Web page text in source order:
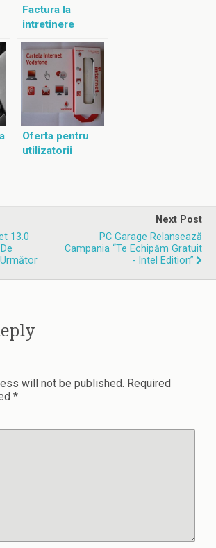
Factura la
intretinere
Oferta pentru
utilizatorii
13.0
Next Post
PC Garage Relansează
Campania “Te Echipăm Gratuit
- Intel Edition”
will not be published. Required
*